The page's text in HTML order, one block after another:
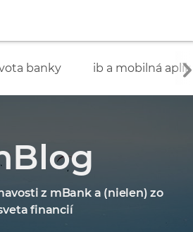
banky ib a mobilná
z mBank a (nielen) zo
financií